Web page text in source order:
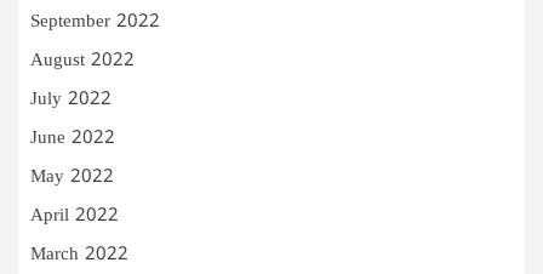
September 2022
August 2022
July 2022
June 2022
May 2022
April 2022
March 2022